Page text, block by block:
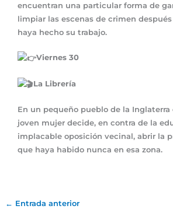
encuentran una particular forma de
limpiar las escenas de crimen
haya hecho su trabajo.
Viernes 30
La Librería
En un pequeño pueblo de la Inglaterra
joven mujer decide, en contra de la
implacable oposición vecinal, abrir la
que haya habido nunca en esa zona.
← Entrada anterior